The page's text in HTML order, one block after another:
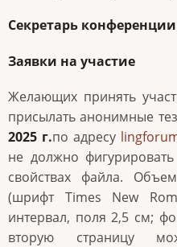
Секретарь конференции
Заявки на участие
Желающих принять
присылать анонимные
2025 г.по адресу
не должно
свойствах файла.
(шрифт Times New
интервал, поля 2,5 см;
вторую страницу